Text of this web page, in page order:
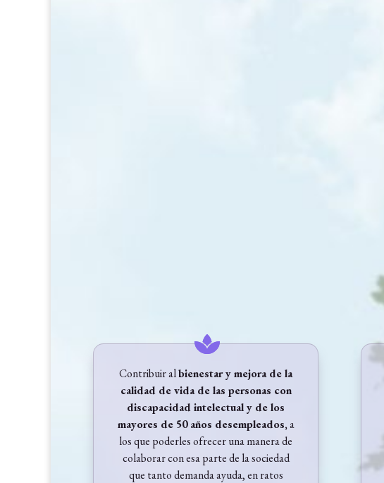
Contribuir albienestar y mejora de la
calidad de vida de las personas con
discapacidad intelectual y de los
mayores de 50 años desempleados,a
los que poderles ofrecer una manera de
colaborar con esa parte de la sociedad
que tanto demanda ayuda, en ratos